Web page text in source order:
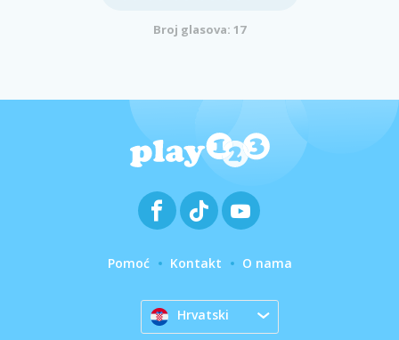
Broj glasova: 17
Pomoć Kontakt O nama
Hrvatski